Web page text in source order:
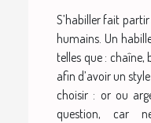
S’habiller fait
humains. Un
telles que : chaîne,
afin d’avoir un
choisir : or ou
question, car